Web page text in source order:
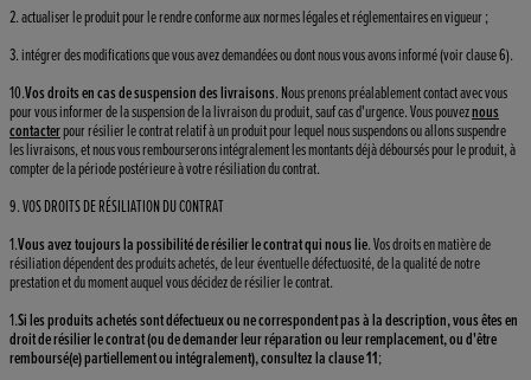
2. actualiser le produit pour le rendre conforme aux normes légales et réglementaires en vigueur ;
3. intégrer des modifications que vous avez demandées ou dont nous vous avons informé (voir clause 6).
10.Vos droits en cas de suspension des livraisons. Nous prenons préalablement contact avec vous
pour vous informer de la suspension de la livraison du produit, sauf cas d'urgence. Vous pouveznous
contacterpour résilier le contrat relatif à un produit pour lequel nous suspendons ou allons suspendre
les livraisons, et nous vous rembourserons intégralement les montants déjà déboursés pour le produit, à
compter de la période postérieure à votre résiliation du contrat.
9. VOS DROITS DE RÉSILIATION DU CONTRAT
1.Vous avez toujours la possibilité de résilier le contrat qui nous lie. Vos droits en matière de
résiliation dépendent des produits achetés, de leur éventuelle défectuosité, de la qualité de notre
prestation et du moment auquel vous décidez de résilier le contrat.
1.Si les produits achetés sont défectueux ou ne correspondent pas à la description, vous êtes en
droit de résilier le contrat (ou de demander leur réparation ou leur remplacement, ou d'être
remboursé(e) partiellement ou intégralement), consultez la clause 11;